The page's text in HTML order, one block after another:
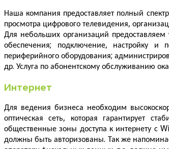
Наша компания предоставляет полный
просмотра цифрового телевидения,
Для небольших организаций предоставляем
обеспечения; подключение, настройку и
периферийного оборудования;
др. Услуга по абонентскому обслуживанию
Интернет
Для ведения бизнеса необходим
оптическая сеть, которая гарантирует
общественные зоны доступа к интернету с
должны быть авторизованы. Так же